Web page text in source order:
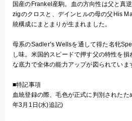
国産のFrankel産駒。血の方向性は父と真
zigのクロスと、デインヒルの母の父His
統構成にまとまりが生まれました。
母系のSadler’s Wellsを通して得た名牝
し味。米国的スピードで押す父の特性を
な底力で全体の能力アップが図られていま
■特記事項
血統登録の際、毛色が正式に判別された
年3月1日(水)追記)